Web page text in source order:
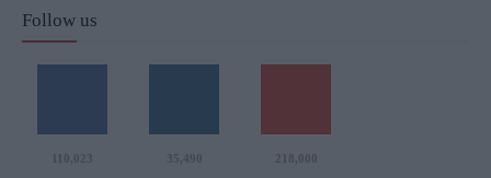
Follow us
110,023 35,490 218,000